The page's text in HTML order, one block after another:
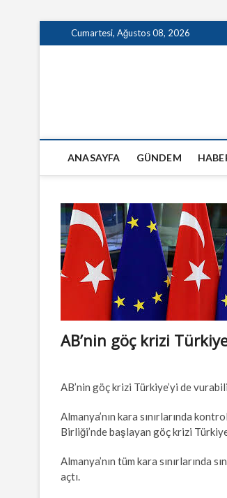
to
Cumartesi, Ağustos 08, 2026
ANASAYFA GÜNDEM
AB’nin göç krizi
AB’nin göç krizi Türkiye’yi de
Almanya’nın kara sınırlarında
Birliği’nde başlayan göç krizi
Almanya’nın tüm kara sınırlarında
açtı.